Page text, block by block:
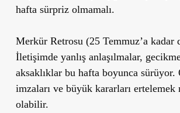
hafta sürpriz olmamalı.
Merkür Retrosu (25 Temmuz’a kadar
İletişimde yanlış anlaşılmalar,
aksaklıklar bu hafta boyunca sürüyor.
imzaları ve büyük kararları ertelemek
olabilir.